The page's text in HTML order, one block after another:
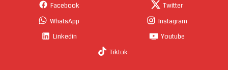
Facebook
Twitter
WhatsApp
Instagram
Linkedin
Youtube
Tiktok